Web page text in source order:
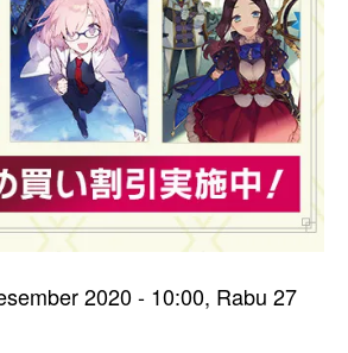
2020 - 10:00, Rabu 27